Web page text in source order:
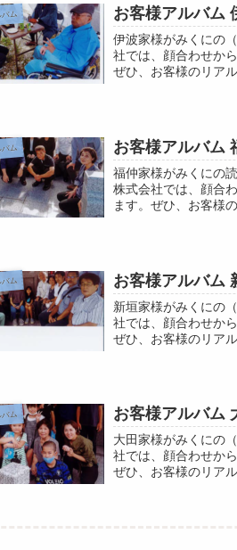
ム お客様アルバム
伊波家様がみくにの
社では、顔合わせか
ぜひ、お客様のリア
ム お客様アルバム
福仲家様がみくにの
株式会社では、顔合
ます。ぜひ、お客様
ム お客様アルバム
新垣家様がみくにの
社では、顔合わせか
ぜひ、お客様のリア
ム お客様アルバム
大田家様がみくにの
社では、顔合わせか
ぜひ、お客様のリア